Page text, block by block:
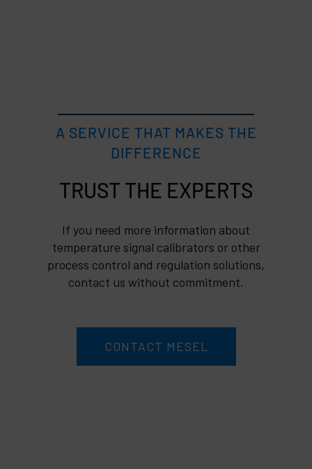
A SERVICE THAT MAKES THE
DIFFERENCE
TRUST
If you need more information about
temperature signal calibrators or other
process control and regulation solutions,
contact us without commitment.
CONTACT MESEL